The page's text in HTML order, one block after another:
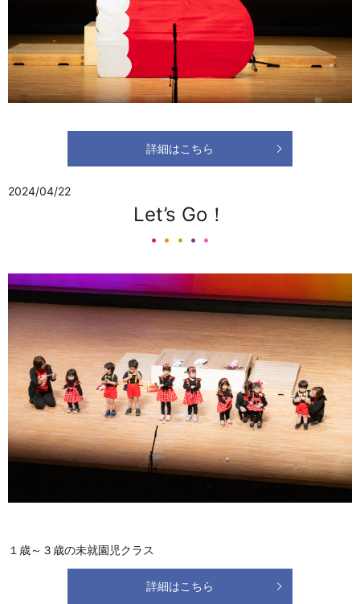
詳細はこちら
2024/04/22
Let’s Go！
１歳～３歳の未就園児クラス
詳細はこちら